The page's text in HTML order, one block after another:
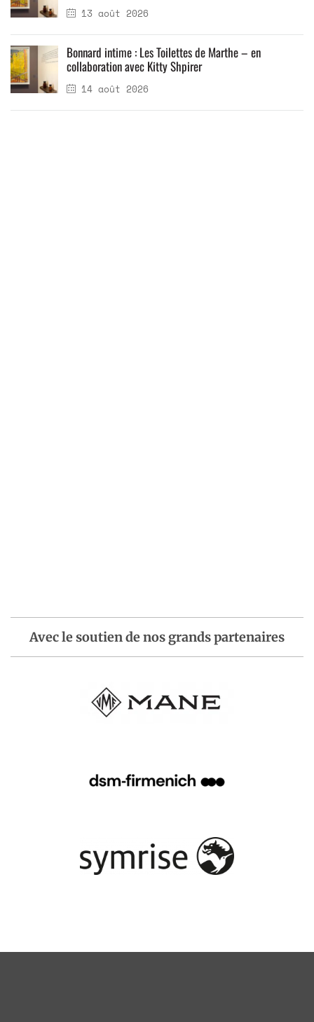
13 août 2026
14 août 2026
Bonnard intime : Les Toilettes de Marthe – en
collaboration avec Kitty Shpirer
Avec le soutien de nos grands partenaires